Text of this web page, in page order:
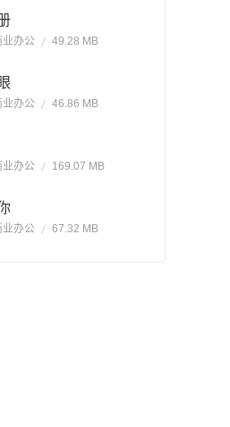
业办公 49.28 MB
业办公 46.86 MB
业办公 169.07 MB
业办公 67.32 MB